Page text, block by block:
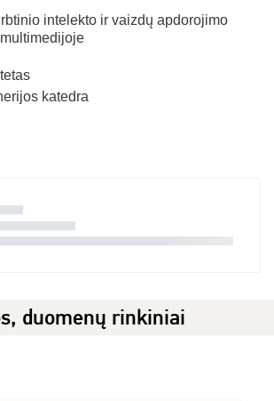
intelekto ir vaizdų apdorojimo
katedra
duomenų rinkiniai